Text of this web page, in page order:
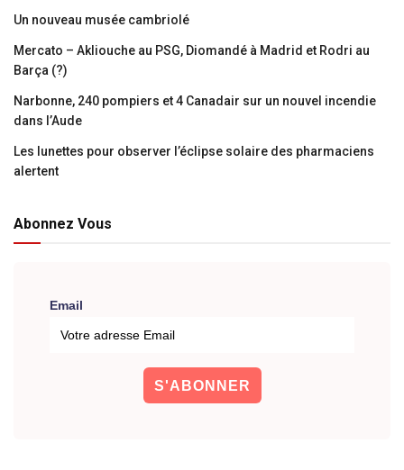
Un nouveau musée cambriolé
Mercato – Akliouche au PSG, Diomandé à Madrid et Rodri au
Barça (?)
Narbonne, 240 pompiers et 4 Canadair sur un nouvel incendie
dans l’Aude
Les lunettes pour observer l’éclipse solaire des pharmaciens
alertent
Abonnez Vous
Email